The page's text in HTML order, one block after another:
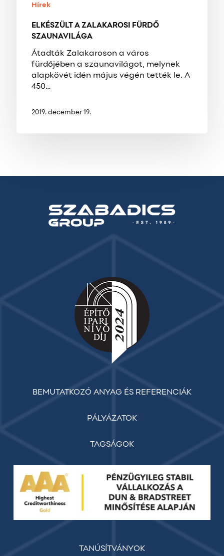
Hírek
ELKÉSZÜLT A ZALAKAROSI FÜRDŐ
SZAUNAVILÁGA
Átadták Zalakaroson a város
fürdőjében a szaunavilágot, melynek
alapkövét idén május végén tették le. A
450…
2019. december 19.
BEMUTATKOZÓ ANYAG ÉS REFERENCIÁK
PÁLYÁZATOK
TAGSÁGOK
TANÚSÍTVÁNYOK